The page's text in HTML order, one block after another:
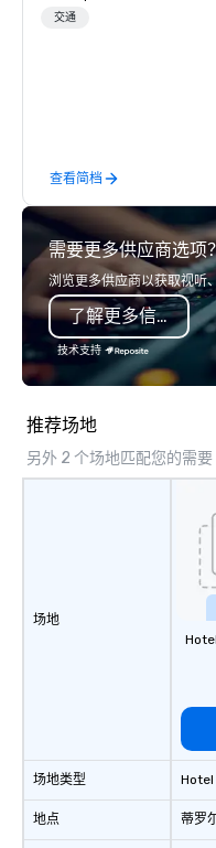
with highly trained
late model luxury vehicles
highly experienced and
team of chauffeurs and
you will know quality
with La Costa Limousine.
交通
查看简档
需要更多供应商选项
浏览更多供应商以获取视听
了解更多信息
技术支持
推荐场地
另外 2 个场地匹配您的需要
场地
场地类型
地点
Hotel
蒂罗